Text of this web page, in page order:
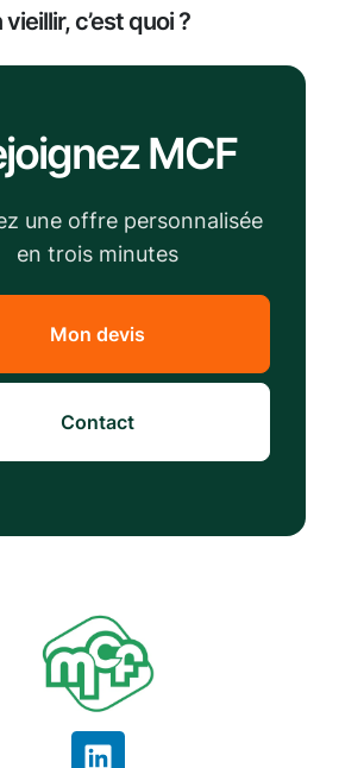
c’est quoi ?
MCF
une offre personnalisée
en trois minutes
Mon devis
Contact